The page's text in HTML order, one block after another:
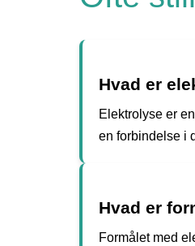
Hvad er
Elektrolyse er
en forbindelse i
Hvad er
Formålet med